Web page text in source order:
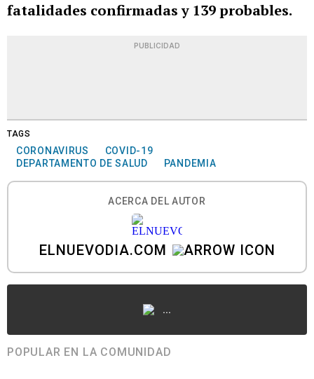
fatalidades confirmadas y 139 probables.
PUBLICIDAD
TAGS
CORONAVIRUS
COVID-19
DEPARTAMENTO DE SALUD
PANDEMIA
ACERCA DEL AUTOR
ELNUEVODIA.COM
...
POPULAR EN LA COMUNIDAD